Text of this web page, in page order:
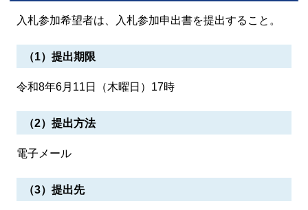
入札参加希望者は、入札参加申出書を提出すること。
（1）提出期限
令和8年6月11日（木曜日）17時
（2）提出方法
電子メール
（3）提出先